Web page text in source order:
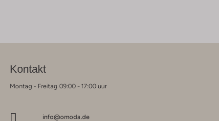
Kontakt
Montag - Freitag 09:00 - 17:00 uur
info@omoda.de